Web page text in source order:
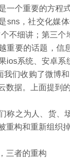
一个重要的方程
sns，社交化媒
不细讲；第三个
重要的话题，信
ios系统、安卓
我们收购了微博
数据。上面提到
称之为人、货、
重构和重新组织
三者的重构